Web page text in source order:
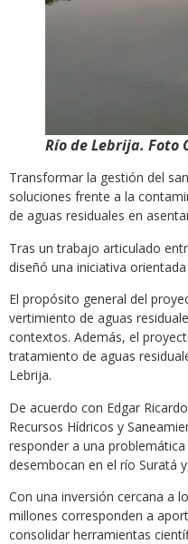
Río de Lebrija. Foto
Transformar la gestión del
soluciones frente a la
de aguas residuales en
Tras un trabajo articulado
diseñó una iniciativa
El propósito general del
vertimiento de aguas
contextos. Además, el
tratamiento de aguas
Lebrija.
De acuerdo con Edgar
Recursos Hídricos y
responder a una
desembocan en el río Suratá
Con una inversión cercana a
millones corresponden a
consolidar herramientas